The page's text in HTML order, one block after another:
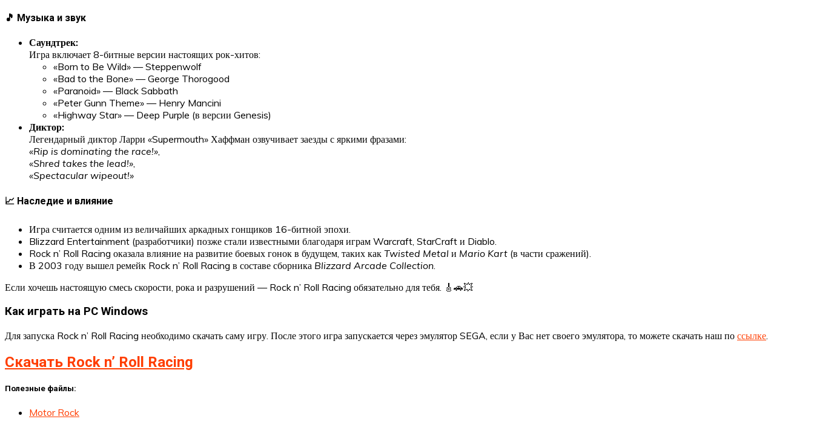
🎵 Музыка и звук
Саундтрек:
Игра включает 8-битные версии настоящих рок-хитов:
«Born to Be Wild» — Steppenwolf
«Bad to the Bone» — George Thorogood
«Paranoid» — Black Sabbath
«Peter Gunn Theme» — Henry Mancini
«Highway Star» — Deep Purple (в версии Genesis)
Диктор:
Легендарный диктор Ларри «Supermouth» Хаффман озвучивает заезды с яркими фразами:
«Rip is dominating the race!»
«Shred takes the lead!»
«Spectacular wipeout!»
📈 Наследие и влияние
Игра считается одним из величайших аркадных гонщиков 16-битной эпохи.
Blizzard Entertainment (разработчики) позже стали известными благодаря играм Warcraft, StarCraft и Diablo.
Rock n’ Roll Racing оказала влияние на развитие боевых гонок в будущем, таких как Twisted Metal и Mario Kart (в части сражений).
В 2003 году вышел ремейк Rock n’ Roll Racing в составе сборника Blizzard Arcade Collection.
Если хочешь настоящую смесь скорости, рока и разрушений — Rock n’ Roll Racing обязательно для тебя. 🎸🚗💥
Как играть на PC Windows
Для запуска Rock n’ Roll Racing необходимо скачать саму игру. После этого игра запускается через эмулятор SEGA, если у Вас нет своего эмулятора, то можете скачать наш по ссылке
Скачать Rock n’ Roll Racing
Полезные файлы:
Motor Rock